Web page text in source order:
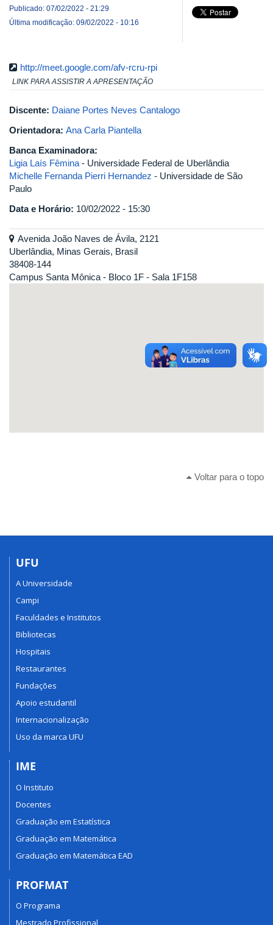
Publicado: 07/02/2022 - 21:29
Última modificação: 09/02/2022 - 10:16
http://meet.google.com/afv-rcru-rpi
LINK PARA ASSISTIR A APRESENTAÇÃO
Discente: Daiane Portes Neves Cantalogo
Orientadora: Ana Carla Piantella
Banca Examinadora:
Ligia Laís Fêmina - Universidade Federal de Uberlândia
Michelle Fernanda Pierri Hernandez - Universidade de São
Paulo
Data e Horário: 10/02/2022 - 15:30
Avenida João Naves de Ávila, 2121
Uberlândia, Minas Gerais, Brasil
38408-144
Campus Santa Mônica - Bloco 1F - Sala 1F158
Voltar para o topo
UFU
A Universidade
Campi
Faculdades e Institutos
Bibliotecas
Hospitais
Restaurantes
Fundações
Apoio estudantil
Internacionalização
Uso da marca UFU
IME
O Instituto
Docentes
Graduação em Estatística
Graduação em Matemática
Graduação em Matemática EAD
PROFMAT
O Programa
Mestrado Profissional